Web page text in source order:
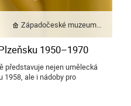
Západočeské muzeum v Plzni
1950–1970
představuje nejen umělecká
1958, ale i nádoby pro